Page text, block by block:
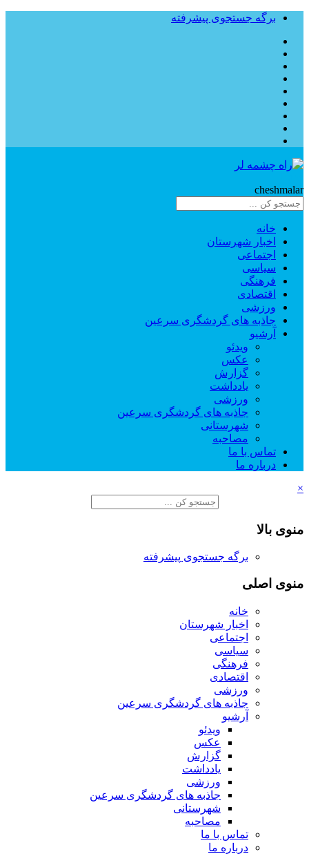
برگه جستجوی پیشرفته
cheshmalar
خانه
اخبار شهرستان
اجتماعی
سیاسی
فرهنگی
اقتصادی
ورزشی
جاذبه های گردشگری سرعین
آرشیو
ویدئو
عکس
گزارش
یادداشت
ورزشی
جاذبه های گردشگری سرعین
شهرستانی
مصاحبه
تماس با ما
درباره ما
×
منوی بالا
برگه جستجوی پیشرفته
منوی اصلی
خانه
اخبار شهرستان
اجتماعی
سیاسی
فرهنگی
اقتصادی
ورزشی
جاذبه های گردشگری سرعین
آرشیو
ویدئو
عکس
گزارش
یادداشت
ورزشی
جاذبه های گردشگری سرعین
شهرستانی
مصاحبه
تماس با ما
درباره ما